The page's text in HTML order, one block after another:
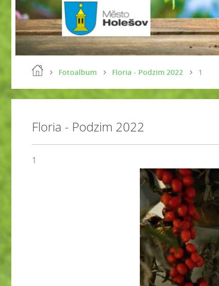
Fotoalbum Floria - Podzim 2022 1
Floria - Podzim 2022
1